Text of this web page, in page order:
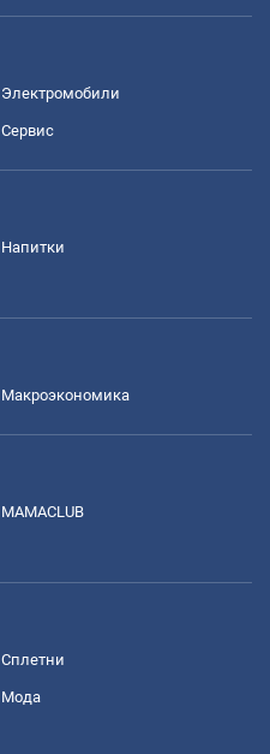
Электромобили
Сервис
Напитки
Mакроэкономика
MAMACLUB
Сплетни
Мода